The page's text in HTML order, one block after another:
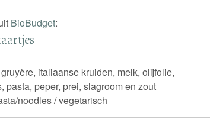
BioBudget:
italiaanse kruiden, melk, olijfolie,
pasta, peper, prei, slagroom en zout
noodles / vegetarisch